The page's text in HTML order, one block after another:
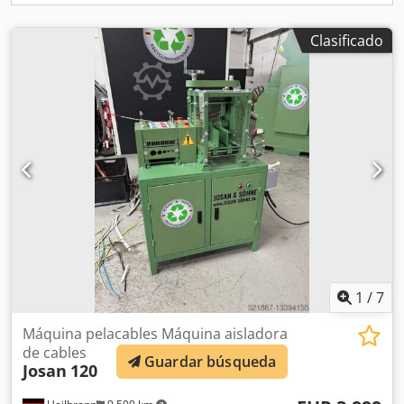
Clasificado
1 /7
Máquina pelacables Máquina aisladora
de cables
Josan 120 Guardar búsqueda